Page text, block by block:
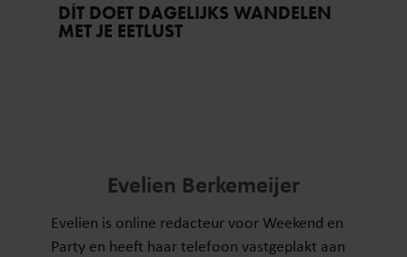
DÍT DOET DAGELIJKS WANDELEN
MET JE EETLUST
Evelien Berkemeijer
Evelien is online redacteur voor Weekend en
Party en heeft haar telefoon vastgeplakt aan